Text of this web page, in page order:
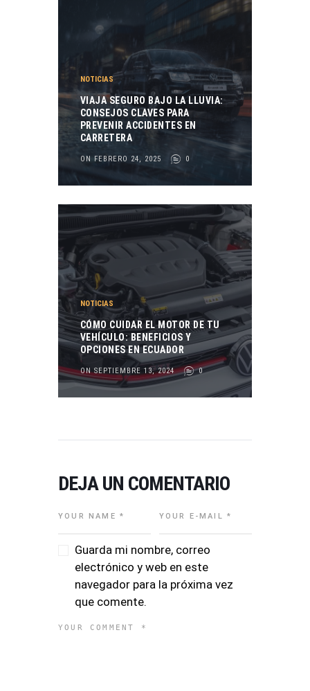
NOTICIAS
VIAJA SEGURO BAJO LA LLUVIA:
CONSEJOS CLAVES PARA
PREVENIR ACCIDENTES EN
CARRETERA
ON FEBRERO 24, 2025 0
NOTICIAS
CÓMO CUIDAR EL MOTOR DE TU
VEHÍCULO: BENEFICIOS Y
OPCIONES EN ECUADOR
ON SEPTIEMBRE 13, 2024 0
DEJA UN COMENTARIO
Guarda mi nombre, correo
electrónico y web en este
navegador para la próxima vez
que comente.